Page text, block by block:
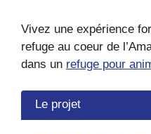
Vivez une expérience
refuge au coeur de
dans un refuge pour
Le projet